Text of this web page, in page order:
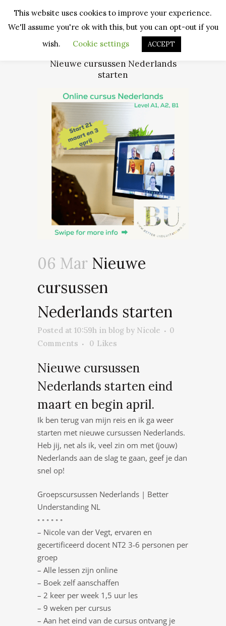
Nieuwe cursussen Nederlands
starten
06 Mar Nieuwe
cursussen
Nederlands starten
Posted at 10:59h in blog by Nicole
0
Comments
0 Likes
Nieuwe cursussen
Nederlands starten eind
maart en begin april.
Ik ben terug van mijn reis en ik ga weer
starten met nieuwe cursussen Nederlands.
Heb jij, net als ik, veel zin om met (jouw)
Nederlands aan de slag te gaan, geef je dan
snel op!
Groepscursussen Nederlands | Better
Understanding NL
◦ ◦ ◦ ◦ ◦ ◦
– Nicole van der Vegt, ervaren en
gecertificeerd docent NT2 3-6 personen per
groep
– Alle lessen zijn online
– Boek zelf aanschaffen
– 2 keer per week 1,5 uur les
– 9 weken per cursus
– Aan het eind van de cursus ontvang je
This website uses cookies to improve your experience.
We'll assume you're ok with this, but you can opt-out if you
wish.
Cookie settings ACCEPT